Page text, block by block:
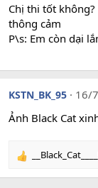
i
o
n
s
Chị thi tốt
thông cảm
P\s: Em còn dại
KSTN_BK_95
16/
Ảnh Black Cat
R